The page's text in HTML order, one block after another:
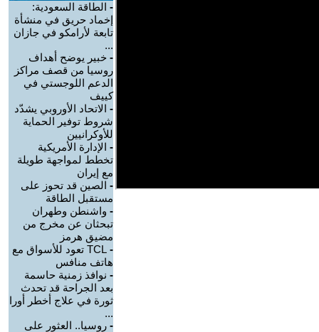
- الطاقة السعودية:
إخماد حريق في منشأة
تابعة لأرامكو في جازان
...
- خبير يوضح أهداف
روسيا من قصف مراكز
الدعم اللوجستي في
كييف
- الاتحاد الأوروبي يشدّد
شروط توفير الحماية
للأوكرانيين
- الإدارة الأمريكية
تخطط لمواجهة طويلة
مع إيران
- الصين قد تحوز على
مستقبل الطاقة
- واشنطن وطهران
تبحثان عن مخرج من
مضيق هرمز
-
TCL تعود للأسواق مع
هاتف منافس
- نوافذ زمنية حاسمة
بعد الجراحة قد تحدث
ثورة في علاج أخطر أورا
...
- روسيا.. العثور على